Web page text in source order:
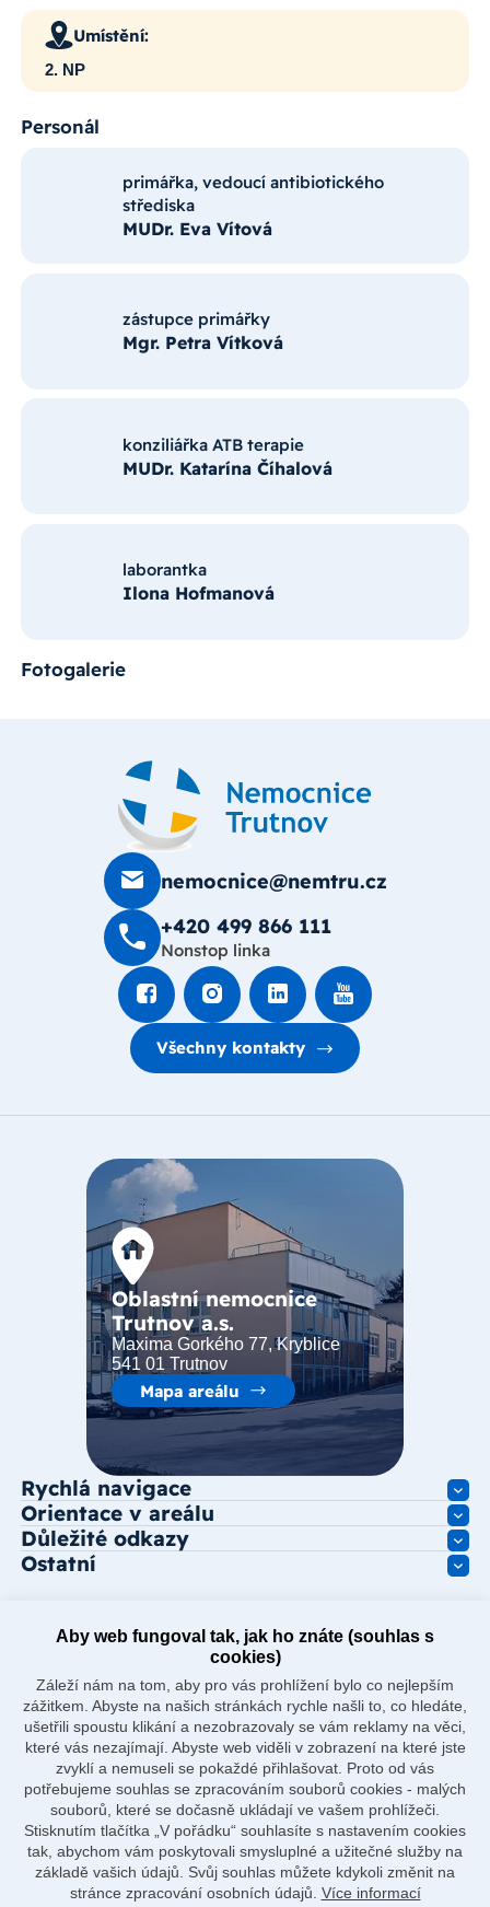
Umístění:
2. NP
Personál
primářka, vedoucí antibiotického
střediska
MUDr. Eva Vítová
zástupce primářky
Mgr. Petra Vítková
konziliářka ATB terapie
MUDr. Katarína Číhalová
laborantka
Ilona Hofmanová
Fotogalerie
nemocnice@nemtru.cz
+420 499 8­66 111
Nonstop linka
Všechny kontakty
Oblastní nemocnice
Trutnov a.s.
Maxima Gorkého 77, Kryblice
541 01 Trutnov
Mapa areálu
Rychlá navigace
Orientace v areálu
Důležité odkazy
Ostatní
Aby web fungoval tak, jak ho znáte (souhlas s
cookies)
Záleží nám na tom, aby pro vás prohlížení bylo co nejlepším
zážitkem. Abyste na našich stránkách rychle našli to, co hledáte,
ušetřili spoustu klikání a nezobrazovaly se vám reklamy na věci,
které vás nezajímají. Abyste web viděli v zobrazení na které jste
zvyklí a nemuseli se pokaždé přihlašovat. Proto od vás
potřebujeme souhlas se zpracováním souborů cookies - malých
souborů, které se dočasně ukládají ve vašem prohlížeči.
Stisknutím tlačítka „V pořádku“ souhlasíte s nastavením cookies
tak, abychom vám poskytovali smysluplné a užitečné služby na
základě vašich údajů. Svůj souhlas můžete kdykoli změnit na
stránce zpracování osobních údajů. Více informací